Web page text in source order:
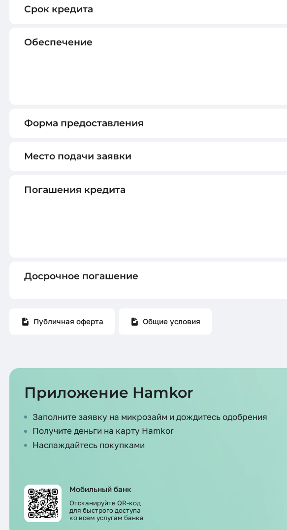
Срок кредита
Обеспечение
Форма предоставления
Место подачи заявки
Погашения кредита
Досрочное погашение
Публичная оферта Общие условия
Приложение Hamkor
Заполните заявку на микрозайм и дождитесь одобрения
Получите деньги на карту Hamkor
Наслаждайтесь покупками
Мобильный банк
Отсканируйте QR-код
для быстрого доступа
ко всем услугам банка